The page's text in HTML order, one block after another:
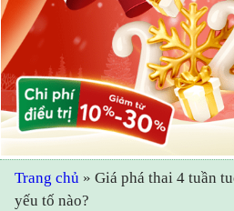
Trang chủ »Giá phá thai 4 tuần
yếu tố nào?